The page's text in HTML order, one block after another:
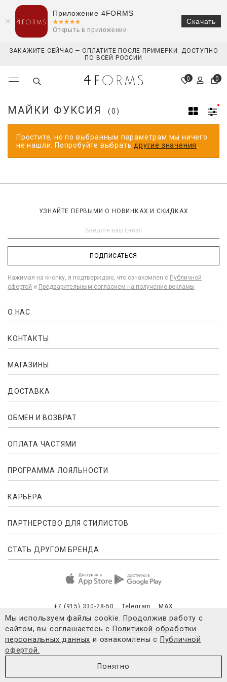
ЗАКАЖИТЕ СЕЙЧАС — ОПЛАТИТЕ ПОСЛЕ ПРИМЕРКИ. ДОСТУПНО
ПО ВСЕЙ РОССИИ
0 0
МАЙКИ ФУКСИЯ (0)
Простите, но по выбранным параметрам мы ничего
не нашли. Попробуйте выбрать другие значения
УЗНАЙТЕ ПЕРВЫМИ О НОВИНКАХ И СКИДКАХ
ПОДПИСАТЬСЯ
Нажимая на кнопку, я подтверждаю, что ознакомлен с Публичной
офертой и Предварительным согласием на получение рекламы
О НАС
КОНТАКТЫ
МАГАЗИНЫ
ДОСТАВКА
ОБМЕН И ВОЗВРАТ
ОПЛАТА ЧАСТЯМИ
ПРОГРАММА ЛОЯЛЬНОСТИ
КАРЬЕРА
ПАРТНЕРСТВО ДЛЯ СТИЛИСТОВ
СТАТЬ ДРУГОМ БРЕНДА
+7 (915) 330-28-50 Telegram MAX
Согласие на обработку персональных
© 2021-2026 4FORMS
Приложение 4FORMS
Открыть в приложении
Скачать
Мы используем файлы cookie. Продолжив работу с
сайтом, вы соглашаетесь с Политикой обработки
персональных данных и ознакомлены с Публичной
офертой.
Понятно